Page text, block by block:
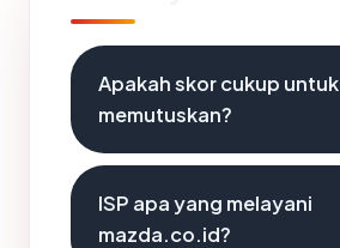
Apakah skor cukup untuk
memutuskan?
ISP apa yang melayani
mazda.co.id?